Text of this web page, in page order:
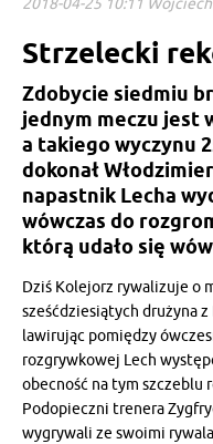
Strzelecki
Zdobycie siedmiu
jednym meczu jest
a takiego wyczynu
dokonał
napastnik Lecha
wówczas do
którą udało się
Dziś Kolejorz rywalizuje o
sześćdziesiątych drużyna
lawirując pomiędzy
rozgrywkowej Lech
obecność na tym szczeblu
Podopieczni trenera
wygrywali ze swoimi